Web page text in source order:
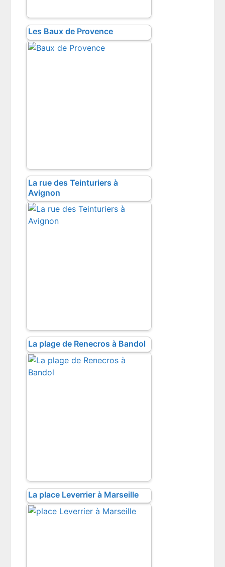
Les Baux de Provence
La rue des Teinturiers à
Avignon
La plage de Renecros à Bandol
La place Leverrier à Marseille